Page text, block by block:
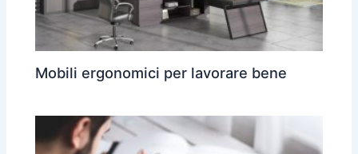
Mobili ergonomici per lavorare bene